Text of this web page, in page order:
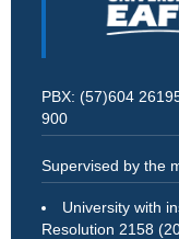
PBX: (57)604
900
Supervised by the
University with
Resolution 2158